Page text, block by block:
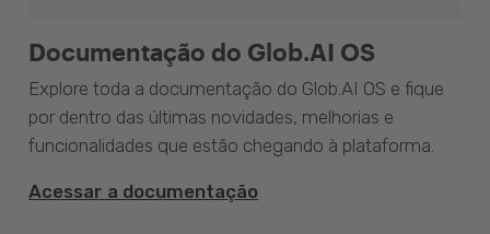
Documentação do Glob.AI OS
Explore toda a documentação do Glob.AI OS e fique
por dentro das últimas novidades, melhorias e
funcionalidades que estão chegando à plataforma.
Acessar a documentação